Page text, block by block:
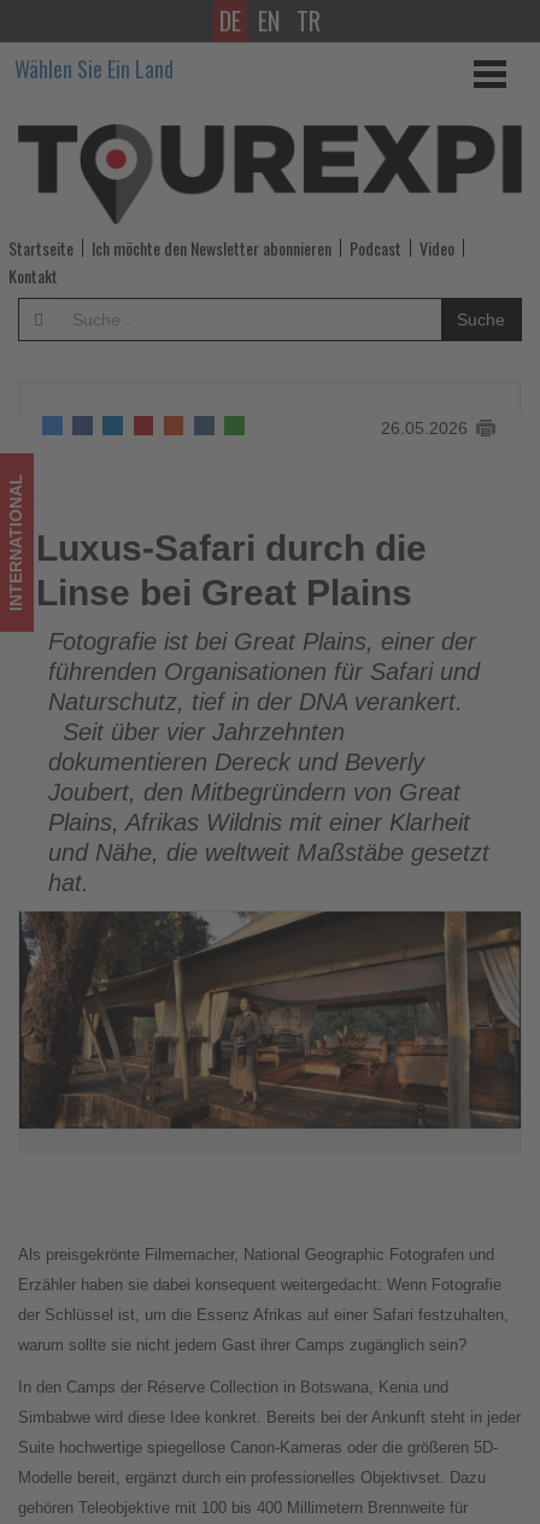
Luxus-
Safari
durch
die
Linse
bei
Great
Wissen,
was
im
Tourismus
los
ist!
DE EN TR
Wählen Sie Ein Land
Startseite Ich möchte den Newsletter abonnieren Podcast
Video
Kontakt
Suche
26.05.2026
Luxus-Safari durch die Linse bei Great Plains
INTERNATIONAL Luxus-Safari durch die
Linse bei Great Plains
Fotografie ist bei Great Plains, einer der
führenden Organisationen für Safari und
Naturschutz, tief in der DNA verankert.
Seit über vier Jahrzehnten
dokumentieren Dereck und Beverly
Joubert, den Mitbegründern von Great
Plains, Afrikas Wildnis mit einer Klarheit
und Nähe, die weltweit Maßstäbe gesetzt
hat.
Als preisgekrönte Filmemacher, National Geographic Fotografen und
Erzähler haben sie dabei konsequent weitergedacht: Wenn Fotografie
der Schlüssel ist, um die Essenz Afrikas auf einer Safari festzuhalten,
warum sollte sie nicht jedem Gast ihrer Camps zugänglich sein?
In den Camps der Réserve Collection in Botswana, Kenia und
Simbabwe wird diese Idee konkret. Bereits bei der Ankunft steht in jeder
Suite hochwertige spiegellose Canon-Kameras oder die größeren 5D-
Modelle bereit, ergänzt durch ein professionelles Objektivset. Dazu
gehören Teleobjektive mit 100 bis 400 Millimetern Brennweite für